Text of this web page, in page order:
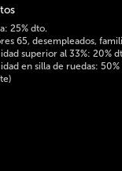
25% dto.
65, desempleados,
superior al 33%: 20%
en silla de ruedas: